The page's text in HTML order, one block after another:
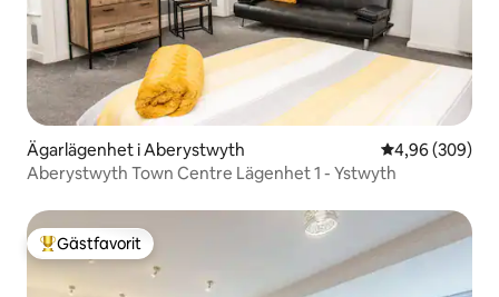
Ägarlägenhet i Aberystwyth 4,96 av 5 i
4,96 (309)
Aberystwyth Town Centre Lägenhet 1 - Ystwyth
Populär gästfavorit
Gästfavorit